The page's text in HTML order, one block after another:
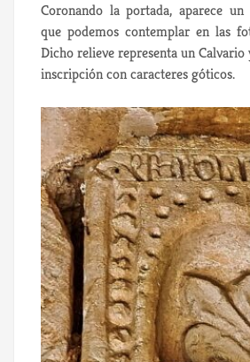
Coronando la portada, aparece un
que podemos contemplar en las
Dicho relieve representa un Calvario
inscripción con caracteres góticos.